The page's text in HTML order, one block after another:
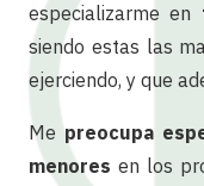
especializarme en
siendo estas las
ejerciendo, y que
Me preocupa
menores en los